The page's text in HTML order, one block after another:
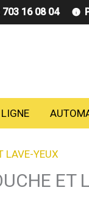
16 08 04
LAVE-YEUX
ET